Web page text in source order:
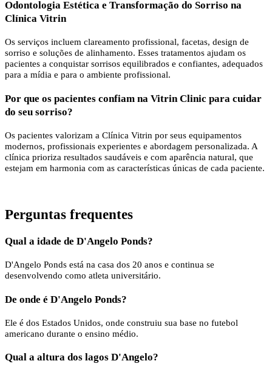
Odontologia Estética e Transformação do Sorriso na
Clínica Vitrin
Os serviços incluem clareamento profissional, facetas, design de
sorriso e soluções de alinhamento. Esses tratamentos ajudam os
pacientes a conquistar sorrisos equilibrados e confiantes, adequados
para a mídia e para o ambiente profissional.
Por que os pacientes confiam na Vitrin Clinic para cuidar
do seu sorriso?
Os pacientes valorizam a Clínica Vitrin por seus equipamentos
modernos, profissionais experientes e abordagem personalizada. A
clínica prioriza resultados saudáveis ​​e com aparência natural, que
estejam em harmonia com as características únicas de cada paciente.
Perguntas frequentes
Qual a idade de D'Angelo Ponds?
D'Angelo Ponds está na casa dos 20 anos e continua se
desenvolvendo como atleta universitário.
De onde é D'Angelo Ponds?
Ele é dos Estados Unidos, onde construiu sua base no futebol
americano durante o ensino médio.
Qual a altura dos lagos D'Angelo?